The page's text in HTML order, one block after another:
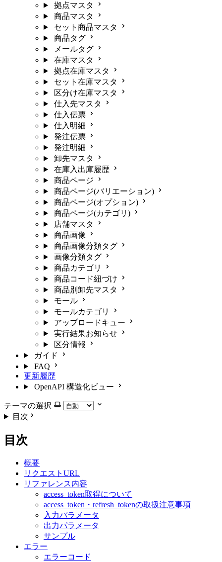
拠点マスタ
商品マスタ
セット商品マスタ
商品タグ
メールタグ
在庫マスタ
拠点在庫マスタ
セット在庫マスタ
区分け在庫マスタ
仕入先マスタ
仕入伝票
仕入明細
発注伝票
発注明細
卸先マスタ
在庫入出庫履歴
商品ページ
商品ページ(バリエーション)
商品ページ(オプション)
商品ページ(カテゴリ)
店舗マスタ
商品画像
商品画像分類タグ
画像分類タグ
商品カテゴリ
商品コード紐づけ
商品別卸先マスタ
モール
モールカテゴリ
アップロードキュー
実行結果お知らせ
区分情報
ガイド
FAQ
更新履歴
OpenAPI 構造化ビュー
テーマの選択
目次
目次
概要
リクエストURL
リファレンス内容
access_token取得について
access_token・refresh_tokenの取扱注意事項
入力パラメータ
出力パラメータ
サンプル
エラー
エラーコード